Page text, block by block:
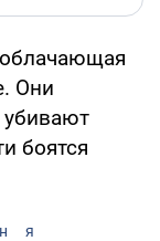
Они
боятся